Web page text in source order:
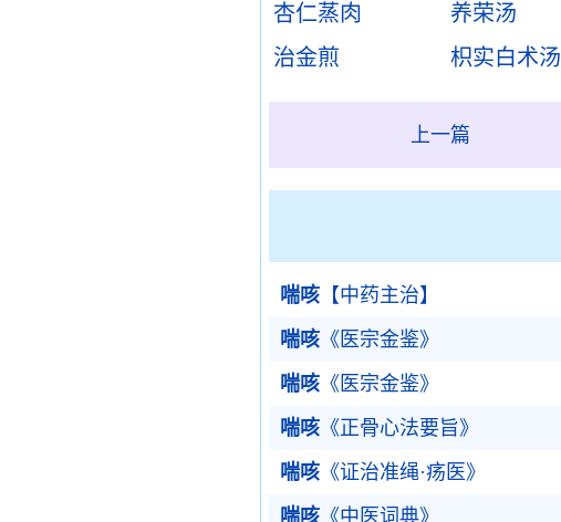
杏仁蒸肉
养荣汤
治金煎
枳实白术汤
上一篇
喘咳 【中药主治】
喘咳 《医宗金鉴》
喘咳 《医宗金鉴》
喘咳 《正骨心法要旨》
喘咳 《证治准绳·疡医》
喘咳 《中医词典》